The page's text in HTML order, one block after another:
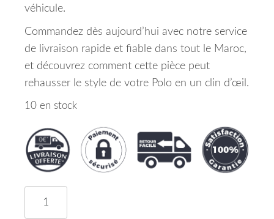
véhicule.
Commandez dès aujourd’hui avec notre service
de livraison rapide et fiable dans tout le Maroc,
et découvrez comment cette pièce peut
rehausser le style de votre Polo en un clin d’œil.
10 en stock